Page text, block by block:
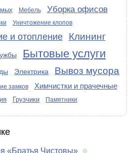
Мебель Уборка офисов
Уничтожение клопов
и отопление Клининг
Бытовые услуги
Электрика Вывоз мусора
замков Химчистки и прачечные
Грузчики Памятники
«Братья Чистовы»